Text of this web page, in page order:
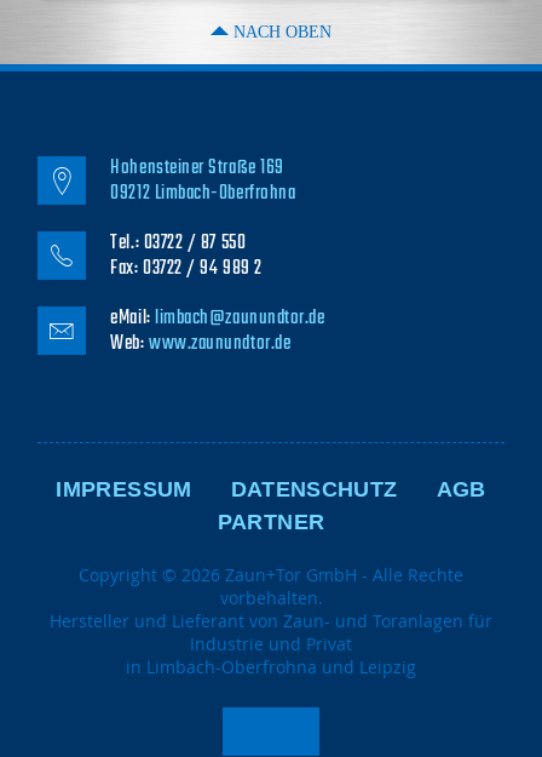
NACH OBEN
Hohensteiner Straße 169
09212 Limbach-Oberfrohna
Tel.: 03722 / 87 550
Fax: 03722 / 94 989 2
eMail:limbach@zaunundtor.de
Web:www.zaunundtor.de
ÜBERSPRINGEN
IMPRESSUM DATENSCHUTZ
AGB
PARTNER
Copyright © 2026 Zaun+Tor GmbH - Alle Rechte
vorbehalten.
Hersteller und Lieferant von Zaun- und Toranlagen für
Industrie und Privat
in Limbach-Oberfrohna und Leipzig